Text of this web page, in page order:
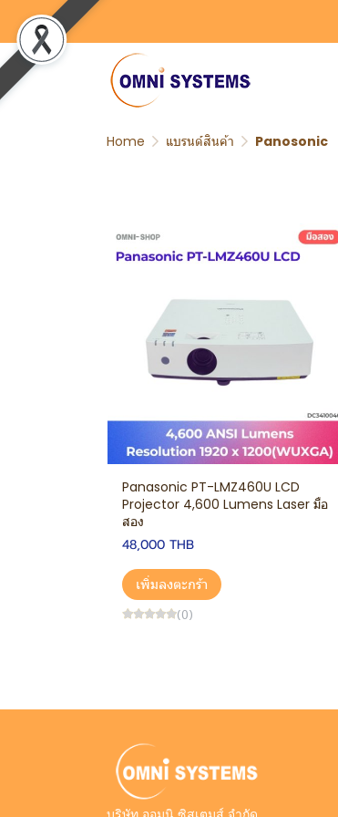
Home แบรนด์สินค้า Panosonic
Panasonic PT-LMZ460U LCD
Projector 4,600 Lumens Laser มือ
สอง
48,000 THB
เพิ่มลงตะกร้า
(0)